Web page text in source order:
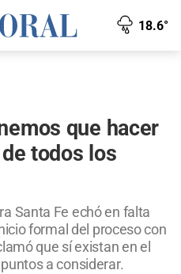
18.6°
que hacer
todos los
Santa Fe echó en falta
formal del proceso con
que sí existan en el
a considerar.